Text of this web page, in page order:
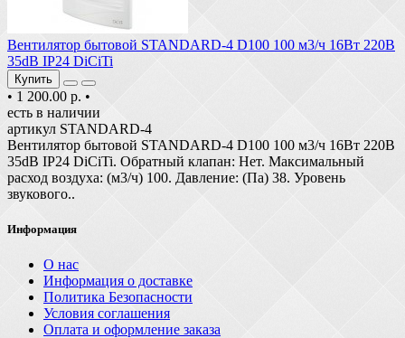
Вентилятор бытовой STANDARD-4 D100 100 м3/ч 16Вт 220В
35dB IP24 DiCiTi
Купить
• 1 200.00 р. •
есть в наличии
артикул STANDARD-4
Вентилятор бытовой STANDARD-4 D100 100 м3/ч 16Вт 220В
35dB IP24 DiCiTi. Обратный клапан: Нет. Максимальный
расход воздуха: (м3/ч) 100. Давление: (Па) 38. Уровень
звукового..
Информация
О нас
Информация о доставке
Политика Безопасности
Условия соглашения
Оплата и оформление заказа